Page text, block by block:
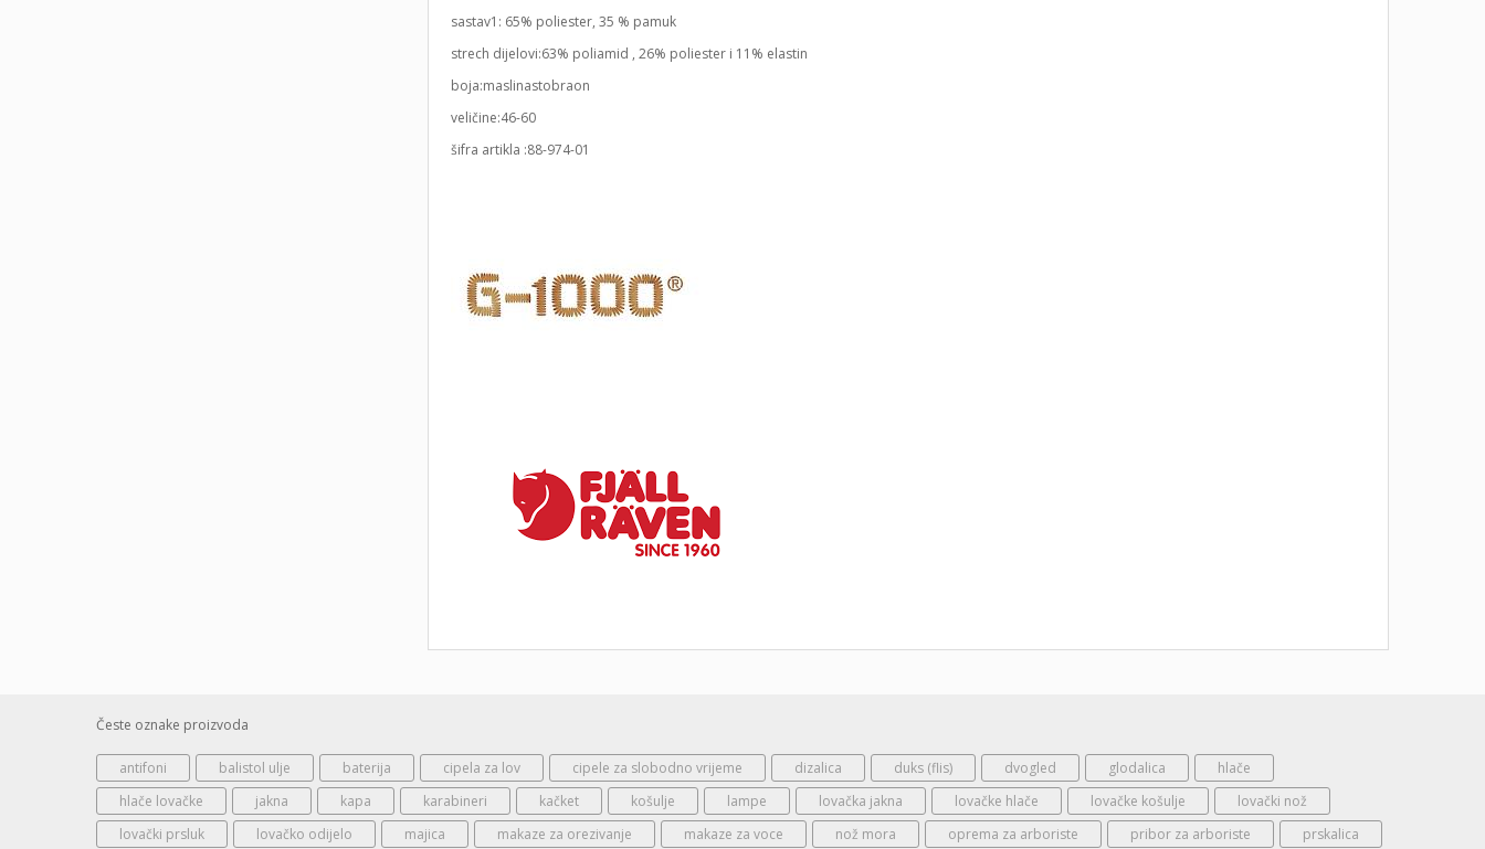
sastav1: 65% poliester, 35 % pamuk
strech dijelovi:63% poliamid , 26% poliester i 11% elastin
boja:maslinastobraon
veličine:46-60
šifra artikla :88-974-01
Česte oznake proizvoda
antifoni balistol ulje baterija cipela za lov cipele za slobodno vrijeme dizalica duks (flis) dvogled glodalica
hlače
hlače lovačke
jakna kapa karabineri kačket košulje lampe lovačka jakna lovačke hlače lovačke košulje
lovački nož
lovački prsluk
lovačko odijelo majica makaze za orezivanje makaze za voce nož mora oprema za arboriste pribor za arboriste prskalica